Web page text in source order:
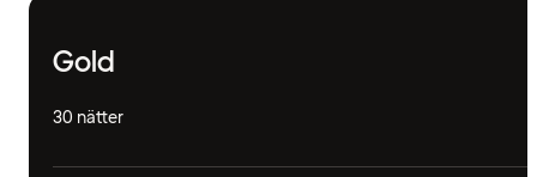
Gold
30 nätter